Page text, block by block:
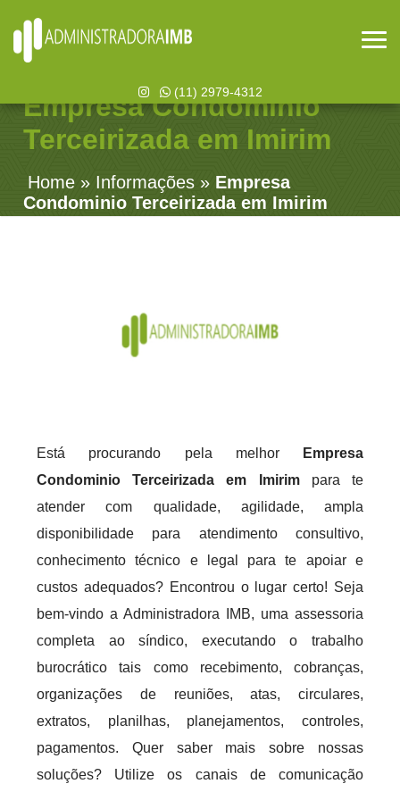
(11) 2979-4312
Empresa Condominio
Terceirizada em Imirim
Home » Informações » Empresa
Condominio Terceirizada em Imirim
Está procurando pela melhor
Empresa
Condominio Terceirizada em Imirimpara te
atender com qualidade, agilidade, ampla
disponibilidade para atendimento consultivo,
conhecimento técnico e legal para te apoiar e
custos adequados? Encontrou o lugar certo! Seja
bem-vindo a Administradora IMB, uma assessoria
completa ao síndico, executando o trabalho
burocrático tais como recebimento, cobranças,
organizações de reuniões, atas, circulares,
extratos, planilhas, planejamentos, controles,
pagamentos. Quer saber mais sobre nossas
soluções? Utilize os canais de comunicação